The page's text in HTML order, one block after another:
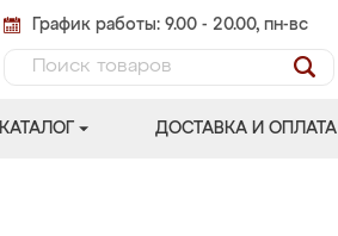
График работы: 9.00 - 20.00, пн-вс
КАТАЛОГ ДОСТАВКА И ОПЛАТА